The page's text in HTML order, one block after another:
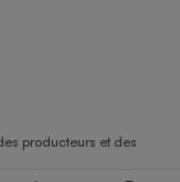
producteurs et des